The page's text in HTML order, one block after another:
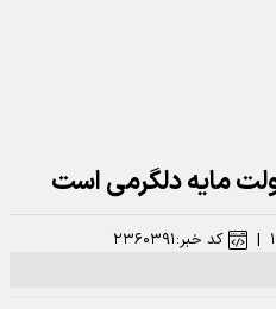
مایه دلگرمی است
| کد خبر:۲۳۶۰۳۹۱